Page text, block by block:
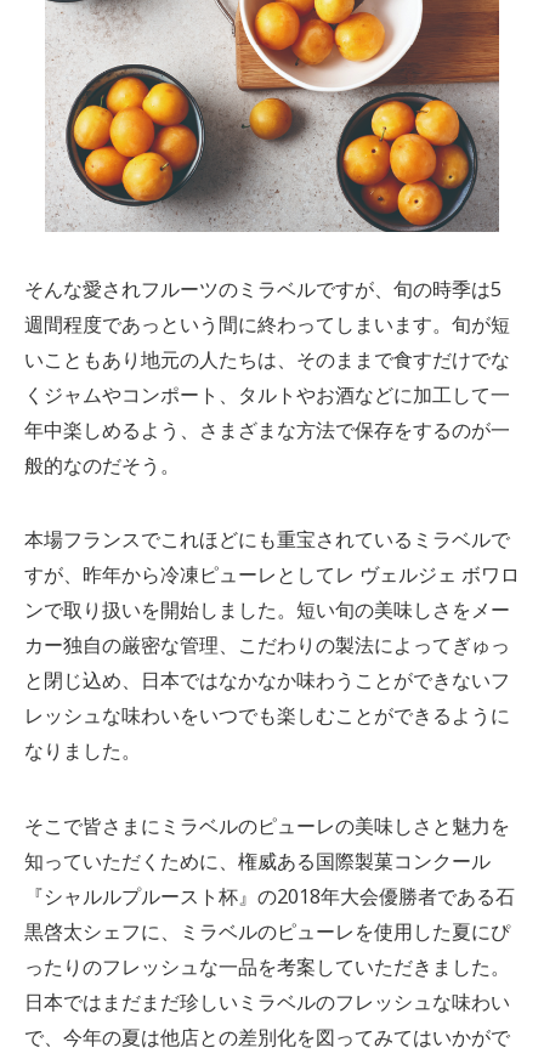
そんな愛されフルーツのミラベルですが、旬の時季は5
週間程度であっという間に終わってしまいます。旬が短
いこともあり地元の人たちは、そのままで食すだけでな
くジャムやコンポート、タルトやお酒などに加工して一
年中楽しめるよう 、
さまざまな方法で保存をするのが一
般的なのだそう。
本場フランスでこれほどにも重宝されているミラベルで
すが、昨年から冷凍ピューレとしてレ ヴェルジェ ボワロ
ンで取り扱いを開始しました。 短い旬の美味しさをメー
カー独自の厳密な管理、こだわりの製法によってぎゅっ
と閉じ込め、
日本ではなかなか味わうことができないフ
レッシュな味わいをいつでも楽しむことができるように
なりました。
そこで皆さまにミラベルのピューレの美味しさと魅力を
知っていただくために、権威ある国際製菓コンクール
『シャルルプルースト杯』の2018年大会優勝者である石
黒啓太シェフに、ミラベルのピューレを使用した夏にぴ
ったりのフレッシュな一品を考案していただきました。
日本ではまだまだ珍しいミラベルのフレッシュな味わい
で、今年の夏は他店との差別化を図ってみてはいかがで